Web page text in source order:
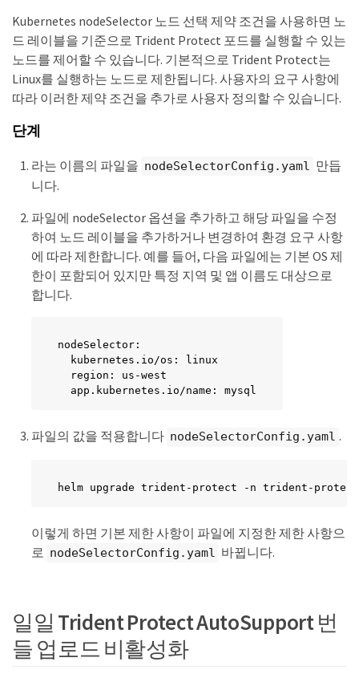
Kubernetes nodeSelector 노드 선택 제약 조건을 사용하면 노
드 레이블을 기준으로 Trident Protect 포드를 실행할 수 있는
노드를 제어할 수 있습니다. 기본적으로 Trident Protect는
Linux를 실행하는 노드로 제한됩니다. 사용자의 요구 사항에
따라 이러한 제약 조건을 추가로 사용자 정의할 수 있습니다.
단계
라는 이름의 파일을 nodeSelectorConfig.yaml 만듭
니다.
파일에 nodeSelector 옵션을 추가하고 해당 파일을 수정
하여 노드 레이블을 추가하거나 변경하여 환경 요구 사항
에 따라 제한합니다. 예를 들어, 다음 파일에는 기본 OS 제
한이 포함되어 있지만 특정 지역 및 앱 이름도 대상으로
합니다.
nodeSelector:
  kubernetes.io/os: linux
  region: us-west
  app.kubernetes.io/name: mysql
파일의 값을 적용합니다 nodeSelectorConfig.yaml .
helm upgrade trident-protect -n trident-
이렇게 하면 기본 제한 사항이 파일에 지정한 제한 사항으
로 nodeSelectorConfig.yaml 바뀝니다.
일일 Trident Protect AutoSupport 번
들 업로드 비활성화